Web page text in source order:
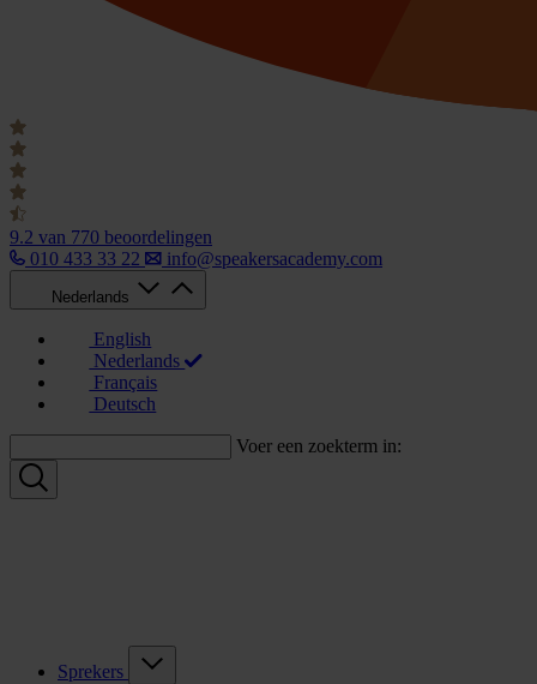
9.2 van 770 beoordelingen
010 433 33 22
info@speakersacademy.com
Nederlands
English
Nederlands
Français
Deutsch
Voer een zoekterm in:
Sprekers